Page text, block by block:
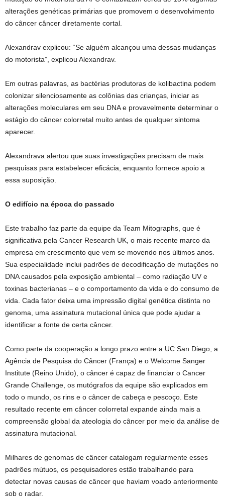
alterações genéticas primárias que promovem o desenvolvimento
do câncer câncer diretamente cortal.
Alexandrav explicou: “Se alguém alcançou uma dessas mudanças
do motorista”, explicou Alexandrav.
Em outras palavras, as bactérias produtoras de kolibactina podem
colonizar silenciosamente as colônias das crianças, iniciar as
alterações moleculares em seu DNA e provavelmente determinar o
estágio do câncer colorretal muito antes de qualquer sintoma
aparecer.
Alexandrava alertou que suas investigações precisam de mais
pesquisas para estabelecer eficácia, enquanto fornece apoio a
essa suposição.
O edifício na época do passado
Este trabalho faz parte da equipe da Team Mitographs, que é
significativa pela Cancer Research UK, o mais recente marco da
empresa em crescimento que vem se movendo nos últimos anos.
Sua especialidade inclui padrões de decodificação de mutações no
DNA causados ​​pela exposição ambiental – como radiação UV e
toxinas bacterianas – e o comportamento da vida e do consumo de
vida. Cada fator deixa uma impressão digital genética distinta no
genoma, uma assinatura mutacional única que pode ajudar a
identificar a fonte de certa câncer.
Como parte da cooperação a longo prazo entre a UC San Diego, a
Agência de Pesquisa do Câncer (França) e o Welcome Sanger
Institute (Reino Unido), o câncer é capaz de financiar o Cancer
Grande Challenge, os mutógrafos da equipe são explicados em
todo o mundo, os rins e o câncer de cabeça e pescoço. Este
resultado recente em câncer colorretal expande ainda mais a
compreensão global da ateologia do câncer por meio da análise de
assinatura mutacional.
Milhares de genomas de câncer catalogam regularmente esses
padrões mútuos, os pesquisadores estão trabalhando para
detectar novas causas de câncer que haviam voado anteriormente
sob o radar.